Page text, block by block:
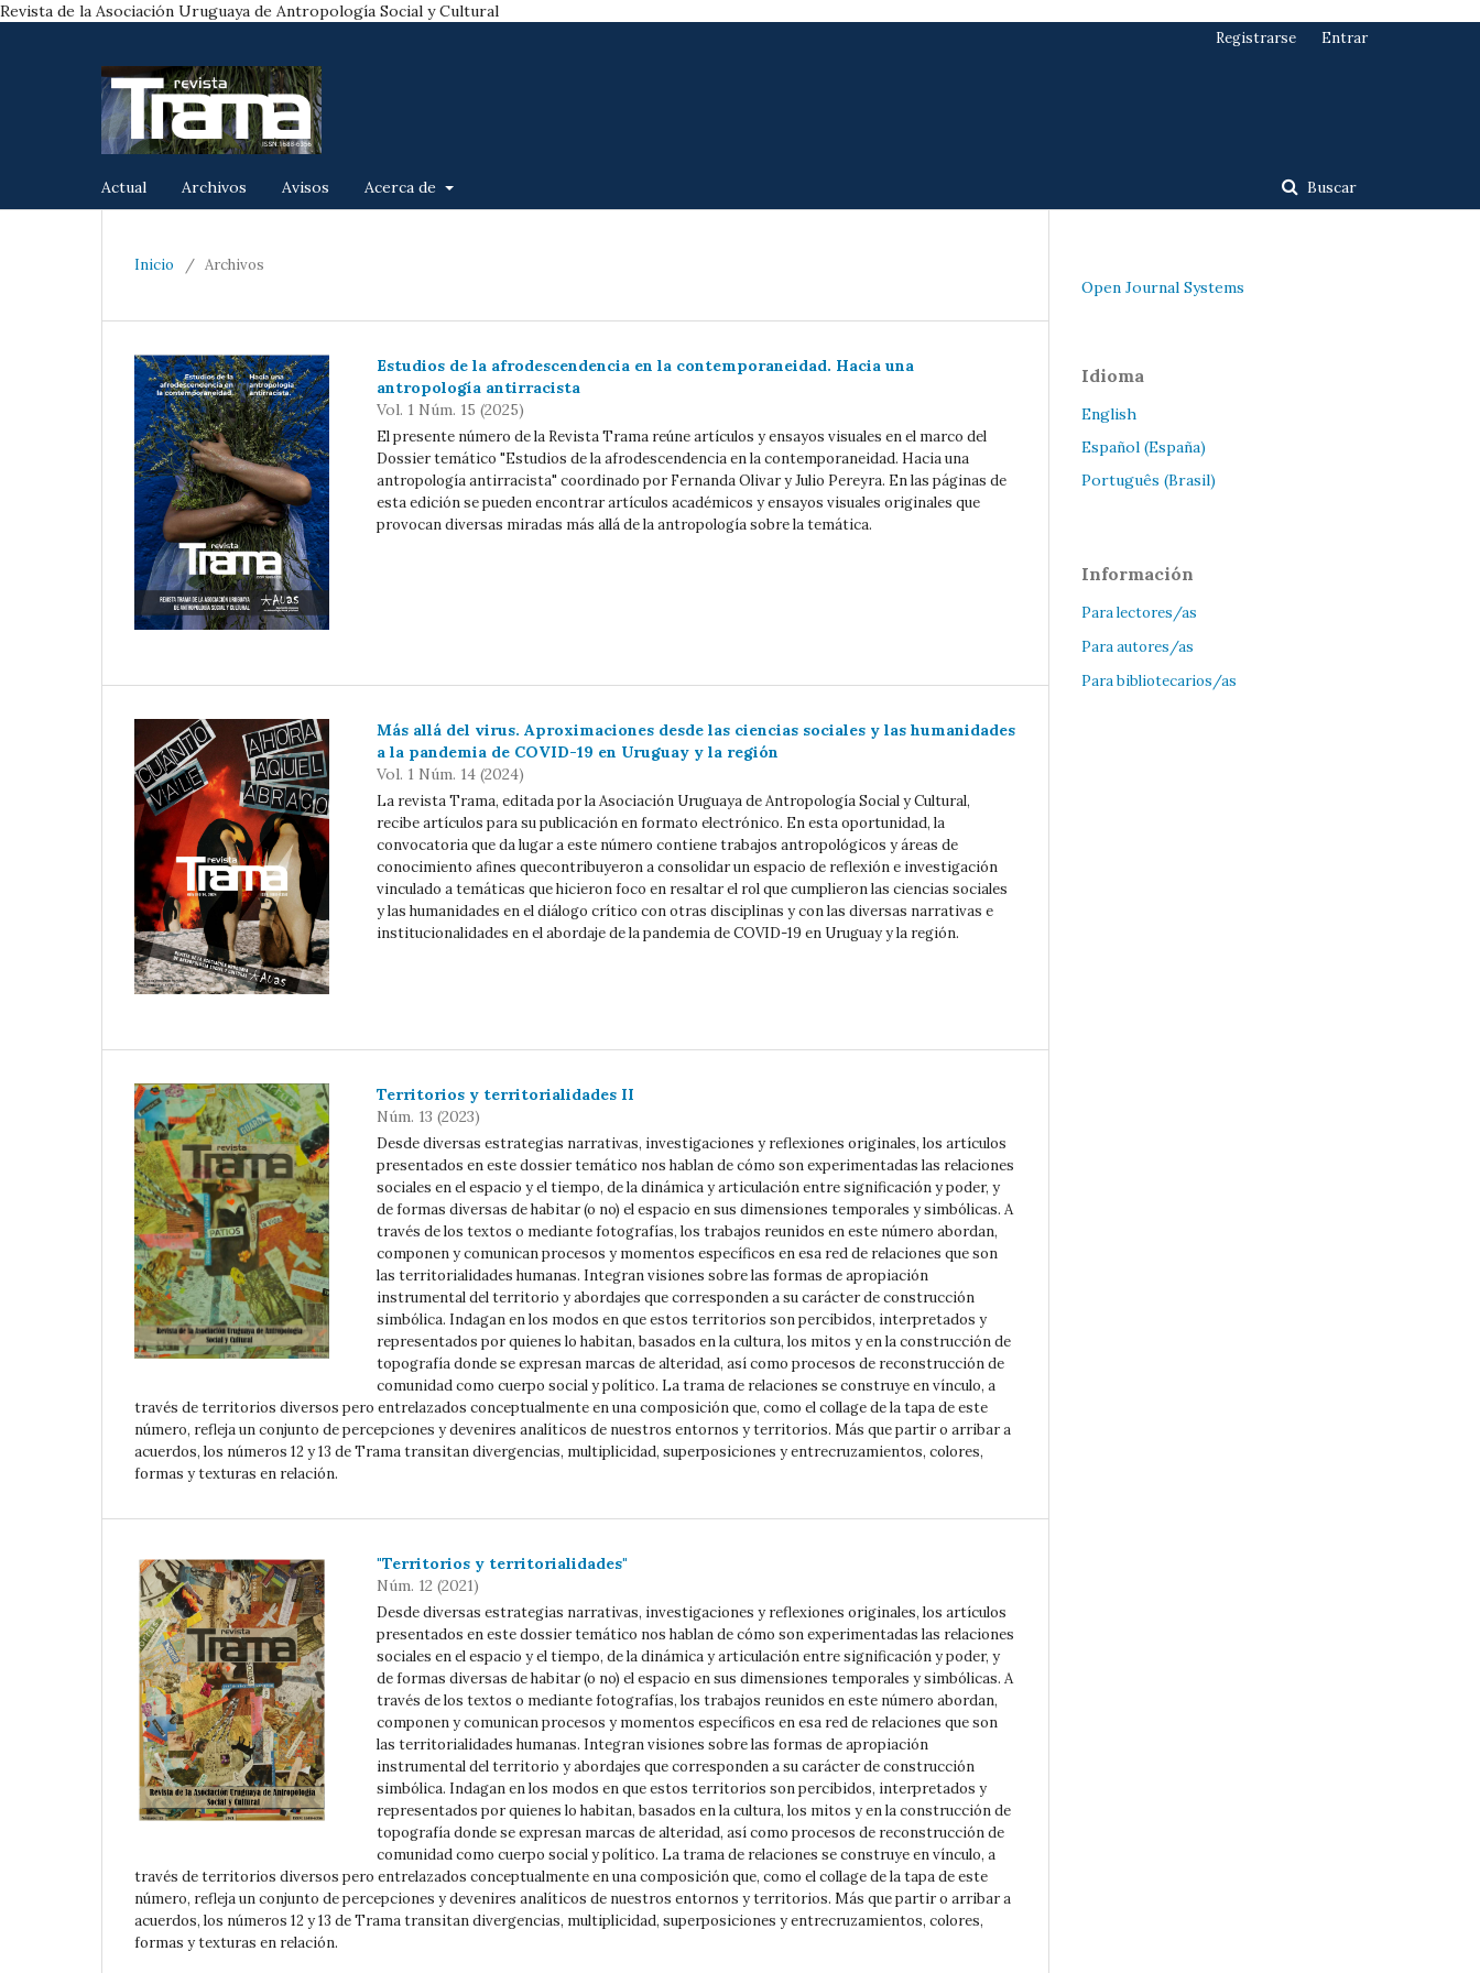
Revista de la Asociación Uruguaya de Antropología Social y Cultural
Actual Archivos Avisos Acerca de Buscar
Registrarse Entrar
Inicio / Archivos
Estudios de la afrodescendencia en la contemporaneidad. Hacia una
antropología antirracista
Vol. 1 Núm. 15 (2025)
El presente número de la Revista Trama reúne artículos y ensayos visuales en el marco del
Dossier temático "Estudios de la afrodescendencia en la contemporaneidad. Hacia una
antropología antirracista" coordinado por Fernanda Olivar y Julio Pereyra. En las páginas de
esta edición se pueden encontrar artículos académicos y ensayos visuales originales que
provocan diversas miradas más allá de la antropología sobre la temática.
Más allá del virus. Aproximaciones desde las ciencias sociales y las humanidades
a la pandemia de COVID-19 en Uruguay y la región
Vol. 1 Núm. 14 (2024)
La revista Trama, editada por la Asociación Uruguaya de Antropología Social y Cultural,
recibe artículos para su publicación en formato electrónico. En esta oportunidad, la
convocatoria que da lugar a este número contiene trabajos antropológicos y áreas de
conocimiento afines quecontribuyeron a consolidar un espacio de reflexión e investigación
vinculado a temáticas que hicieron foco en resaltar el rol que cumplieron las ciencias sociales
y las humanidades en el diálogo crítico con otras disciplinas y con las diversas narrativas e
institucionalidades en el abordaje de la pandemia de COVID-19 en Uruguay y la región.
Territorios y territorialidades II
Núm. 13 (2023)
Desde diversas estrategias narrativas, investigaciones y reflexiones originales, los artículos
presentados en este dossier temático nos hablan de cómo son experimentadas las relaciones
sociales en el espacio y el tiempo, de la dinámica y articulación entre significación y poder, y
de formas diversas de habitar (o no) el espacio en sus dimensiones temporales y simbólicas. A
través de los textos o mediante fotografías, los trabajos reunidos en este número abordan,
componen y comunican procesos y momentos específicos en esa red de relaciones que son
las territorialidades humanas. Integran visiones sobre las formas de apropiación
instrumental del territorio y abordajes que corresponden a su carácter de construcción
simbólica. Indagan en los modos en que estos territorios son percibidos, interpretados y
representados por quienes lo habitan, basados en la cultura, los mitos y en la construcción de
topografía donde se expresan marcas de alteridad, así como procesos de reconstrucción de
comunidad como cuerpo social y político. La trama de relaciones se construye en vínculo, a
través de territorios diversos pero entrelazados conceptualmente en una composición que, como el collage de la tapa de este
número, refleja un conjunto de percepciones y devenires analíticos de nuestros entornos y territorios. Más que partir o arribar a
acuerdos, los números 12 y 13 de Trama transitan divergencias, multiplicidad, superposiciones y entrecruzamientos, colores,
formas y texturas en relación.
"Territorios y territorialidades"
Núm. 12 (2021)
Desde diversas estrategias narrativas, investigaciones y reflexiones originales, los artículos
presentados en este dossier temático nos hablan de cómo son experimentadas las relaciones
sociales en el espacio y el tiempo, de la dinámica y articulación entre significación y poder, y
de formas diversas de habitar (o no) el espacio en sus dimensiones temporales y simbólicas. A
través de los textos o mediante fotografías, los trabajos reunidos en este número abordan,
componen y comunican procesos y momentos específicos en esa red de relaciones que son
las territorialidades humanas. Integran visiones sobre las formas de apropiación
instrumental del territorio y abordajes que corresponden a su carácter de construcción
simbólica. Indagan en los modos en que estos territorios son percibidos, interpretados y
representados por quienes lo habitan, basados en la cultura, los mitos y en la construcción de
topografía donde se expresan marcas de alteridad, así como procesos de reconstrucción de
comunidad como cuerpo social y político. La trama de relaciones se construye en vínculo, a
través de territorios diversos pero entrelazados conceptualmente en una composición que, como el collage de la tapa de este
número, refleja un conjunto de percepciones y devenires analíticos de nuestros entornos y territorios. Más que partir o arribar a
acuerdos, los números 12 y 13 de Trama transitan divergencias, multiplicidad, superposiciones y entrecruzamientos, colores,
formas y texturas en relación.
Open Journal Systems
Idioma
English
Español (España)
Português (Brasil)
Información
Para lectores/as
Para autores/as
Para bibliotecarios/as